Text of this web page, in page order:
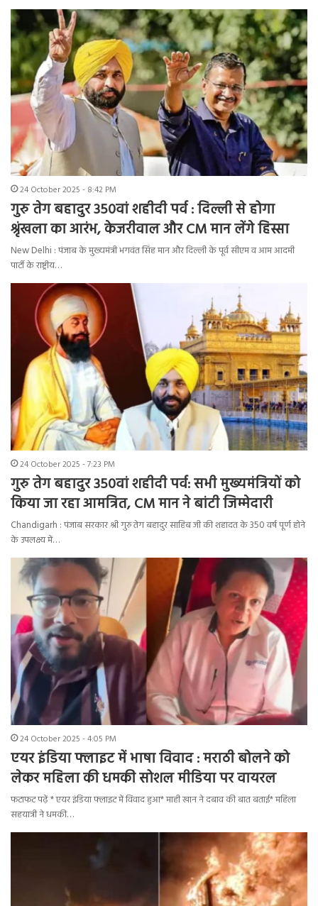
24 October 2025 - 8:42 PM
गुरु तेग बहादुर 350वां शहीदी पर्व : दिल्ली से होगा
श्रृंखला का आरंभ, केजरीवाल और CM मान लेंगे हिस्सा
New Delhi : पंजाब के मुख्यमंत्री भगवंत सिंह मान और दिल्ली के पूर्व सीएम व आम आदमी
पार्टी के राष्ट्रीय…
24 October 2025 - 7:23 PM
गुरु तेग बहादुर 350वां शहीदी पर्व: सभी मुख्यमंत्रियों को
किया जा रहा आमत्रित, CM मान ने बांटी जिम्मेदारी
Chandigarh : पंजाब सरकार श्री गुरु तेग बहादुर साहिब जी की शहादत के 350 वर्ष पूर्ण होने
के उपलक्ष्य में…
24 October 2025 - 4:05 PM
एयर इंडिया फ्लाइट में भाषा विवाद : मराठी बोलने को
लेकर महिला की धमकी सोशल मीडिया पर वायरल
फटाफट पढ़ें * एयर इंडिया फ्लाइट में विवाद हुआ* माही खान ने दबाव की बात बताई* महिला
सहयात्री ने धमकी…